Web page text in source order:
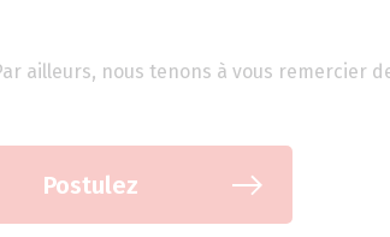
ailleurs, nous tenons à vous remercier
Postulez